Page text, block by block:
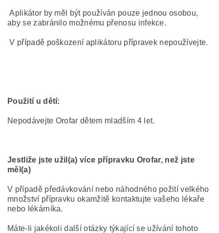
Aplikátor by měl být používán pouze jednou osobou,
aby se zabránilo možnému přenosu infekce.
V případě poškození aplikátoru přípravek nepoužívejte.
Použití u dětí:
Nepodávejte Orofar dětem mladším 4 let.
Jestliže jste užil(a) více přípravku Orofar, než jste
měl(a)
V případě předávkování nebo náhodného požití velkého
množství přípravku okamžitě kontaktujte vašeho lékaře
nebo lékárníka.
Máte-li jakékoli další otázky týkající se užívání tohoto